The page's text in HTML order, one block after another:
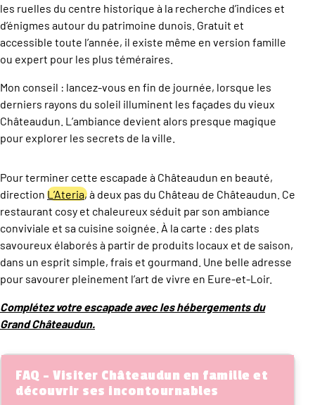
les ruelles du centre historique à la recherche d’indices et
d’énigmes autour du patrimoine dunois. Gratuit et
accessible toute l’année, il existe même en version famille
ou expert pour les plus téméraires.
Mon conseil : lancez-vous en fin de journée, lorsque les
derniers rayons du soleil illuminent les façades du vieux
Châteaudun. L’ambiance devient alors presque magique
pour explorer les secrets de la ville.
Pour terminer cette escapade à Châteaudun en beauté,
direction L’Ateria,à deux pas du Château de Châteaudun. Ce
restaurant cosy et chaleureux séduit par son ambiance
conviviale et sa cuisine soignée. À la carte : des plats
savoureux élaborés à partir de produits locaux et de saison,
dans un esprit simple, frais et gourmand. Une belle adresse
pour savourer pleinement l’art de vivre en Eure-et-Loir.
Complétez votre escapade avec les hébergements du
Grand Châteaudun.
FAQ – Visiter Châteaudun en famille et
découvrir ses incontournables